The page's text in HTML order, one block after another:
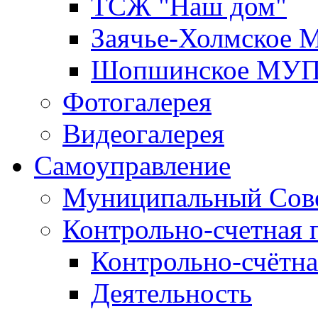
Заячье-
Шопшинское
Фотогалерея
Видеогалерея
Самоуправление
Муниципальный
Контрольно-счетная
Контрольно-
Деятельность